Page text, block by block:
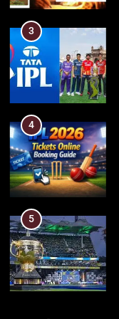
3
4
5